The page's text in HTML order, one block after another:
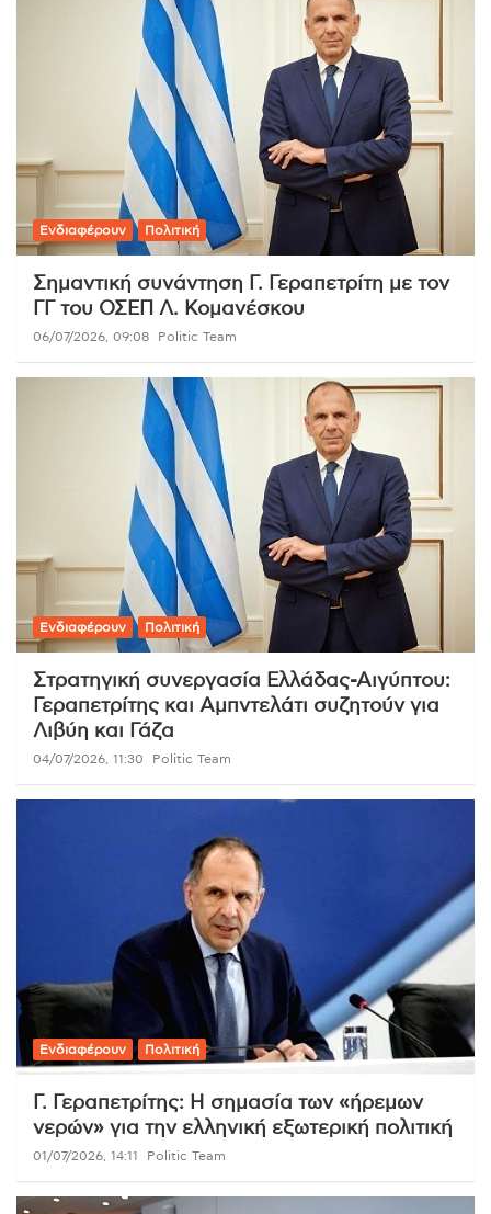
Ενδιαφέρουν Πολιτική
Σημαντική συνάντηση Γ. Γεραπετρίτη με τον
ΓΓ του ΟΣΕΠ Λ. Κομανέσκου
06/07/2026, 09:08 Politic Team
Ενδιαφέρουν Πολιτική
Στρατηγική συνεργασία Ελλάδας-Αιγύπτου:
Γεραπετρίτης και Αμπντελάτι συζητούν για
Λιβύη και Γάζα
04/07/2026, 11:30 Politic Team
Ενδιαφέρουν Πολιτική
Γ. Γεραπετρίτης: Η σημασία των «ήρεμων
νερών» για την ελληνική εξωτερική πολιτική
01/07/2026, 14:11 Politic Team